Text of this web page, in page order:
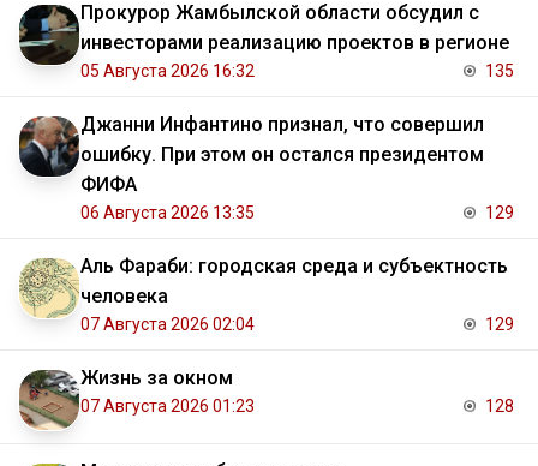
Прокурор Жамбылской области обсудил с
инвесторами реализацию проектов в регионе
05 Августа 2026 16:32 135
Джанни Инфантино признал, что совершил
ошибку. При этом он остался президентом
ФИФА
06 Августа 2026 13:35 129
Аль Фараби: городская среда и субъектность
человека
07 Августа 2026 02:04 129
Жизнь за окном
07 Августа 2026 01:23 128